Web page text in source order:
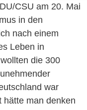
CSU am 20. Mai
in den
nach einem
Leben in
die 300
war
hätte man denken